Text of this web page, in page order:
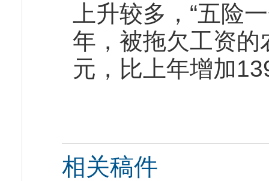
上升较多，“五险
年，被拖欠工资
元，比上年增加
相关稿件